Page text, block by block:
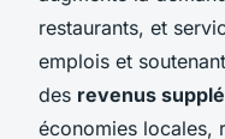
restaurants, et
emplois et
des revenus
économies locales,